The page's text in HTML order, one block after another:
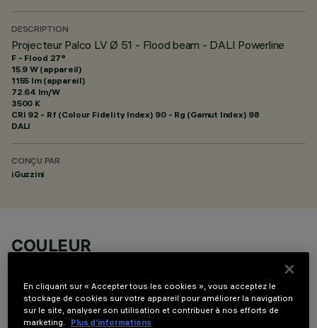
DESCRIPTION
Projecteur Palco LV Ø 51 - Flood beam - DALI Powerline
F - Flood 27°
15.9 W (appareil)
1155 lm (appareil)
72.64 lm/W
3500 K
CRI 92 - Rf (Colour Fidelity Index) 90 - Rg (Gamut Index) 98
DALI
CONÇU PAR
iGuzzini
COULEUR
En cliquant sur « Accepter tous les cookies », vous acceptez le
stockage de cookies sur votre appareil pour améliorer la navigation
sur le site, analyser son utilisation et contribuer à nos efforts de
marketing.
Plus d’informations